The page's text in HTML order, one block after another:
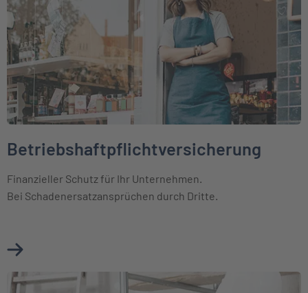
Betriebshaftpflichtversicherung
Finanzieller Schutz für Ihr Unternehmen.
Bei Schadenersatzansprüchen durch Dritte.
Mehr über Betriebshaftpflichtversicherung erfahren
Weiter zu Betriebshaftpflichtversicherung Baugewerbe